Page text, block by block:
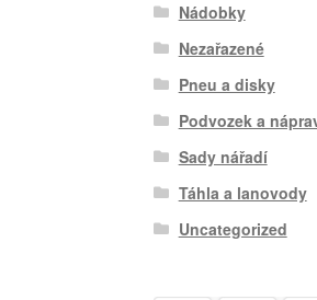
Nádobky
Nezařazené
Pneu a disky
Podvozek a
Sady nářadí
Táhla a lanovody
Uncategorized